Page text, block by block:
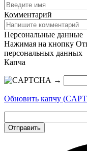
Комментарий
Персональные данные
Нажимая на кнопку
персональных данных
Капча
→
Обновить капчу
Отправить